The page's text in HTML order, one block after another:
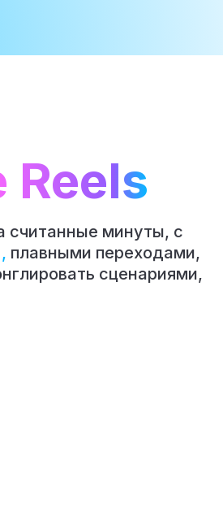
считанные минуты, с
плавными переходами,
сценариями,